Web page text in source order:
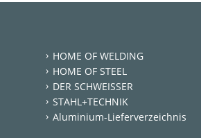
HOME OF WELDING
HOME OF STEEL
DER SCHWEISSER
STAHL+TECHNIK
Aluminium-Lieferverzeichnis